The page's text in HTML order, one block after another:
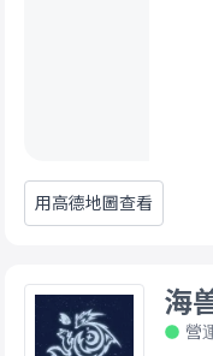
用高德地圖查看
海
營